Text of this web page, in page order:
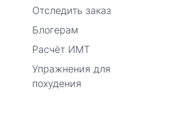
Отследить заказ
Блогерам
Расчёт ИМТ
Упражнения для
похудения